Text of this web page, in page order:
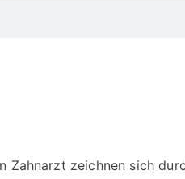
Zahnarzt zeichnen sich